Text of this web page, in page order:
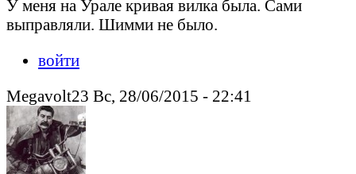
У меня на Урале кривая вилка была. Сами
выправляли. Шимми не было.
войти
Megavolt23 Вс, 28/06/2015 - 22:41